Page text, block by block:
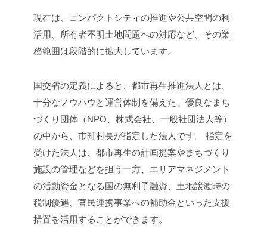
現在は、コンパクトシティの推進や公共空間の利
活用、所有者不明土地問題への対応など、その業
務範囲は段階的に拡大しています。
国交省の定義によると、都市再生推進法人とは、
十分なノウハウと運営体制を備えた、優良なまち
づくり団体（NPO、株式会社、一般社団法人等）
の中から、市町村長が指定した法人です。
指定を
受けた法人は、都市再生の計画提案やまちづくり
施設の管理などを担う一方、エリアマネジメント
の活動資金となる国の無利子融資、土地譲渡時の
税制優遇、官民連携事業への補助金といった支援
措置を活用することができます。